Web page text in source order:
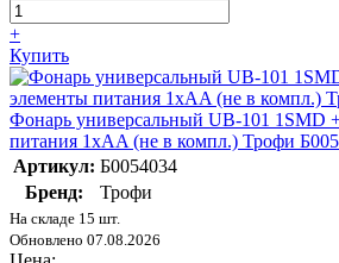
+
Купить
Фонарь универсальный UB-101 1SMD
питания 1хAA (не в компл.) Трофи
Артикул: Б0054034
Бренд:
Трофи
На складе 15 шт.
Обновлено 07.08.2026